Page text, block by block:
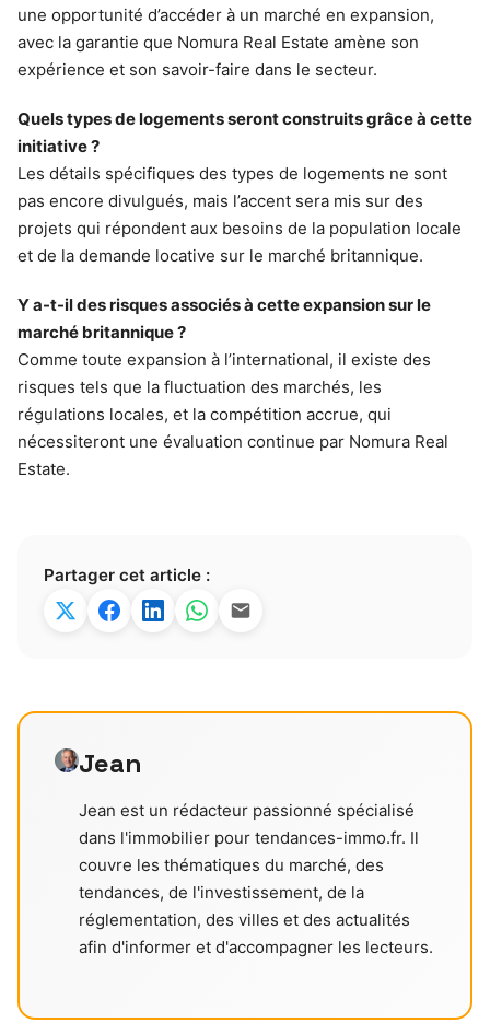
une opportunité d’accéder à un marché en expansion,
avec la garantie que Nomura Real Estate amène son
expérience et son savoir-faire dans le secteur.
Quels types de logements seront construits grâce à cette
initiative ?
Les détails spécifiques des types de logements ne sont
pas encore divulgués, mais l’accent sera mis sur des
projets qui répondent aux besoins de la population locale
et de la demande locative sur le marché britannique.
Y a-t-il des risques associés à cette expansion sur le
marché britannique ?
Comme toute expansion à l’international, il existe des
risques tels que la fluctuation des marchés, les
régulations locales, et la compétition accrue, qui
nécessiteront une évaluation continue par Nomura Real
Estate.
Partager cet article :
Jean
Jean est un rédacteur passionné spécialisé
dans l'immobilier pour tendances-immo.fr. Il
couvre les thématiques du marché, des
tendances, de l'investissement, de la
réglementation, des villes et des actualités
afin d'informer et d'accompagner les lecteurs.